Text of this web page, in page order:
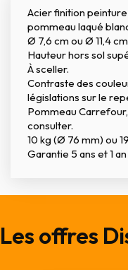
Acier finition
pommeau laqué
Ø 7,6 cm ou Ø 11,4
Hauteur hors sol
À sceller.
Contraste des
législations sur le
Pommeau
consulter.
10 kg (Ø 76 mm) ou
Garantie 5 ans et 1
Les offres